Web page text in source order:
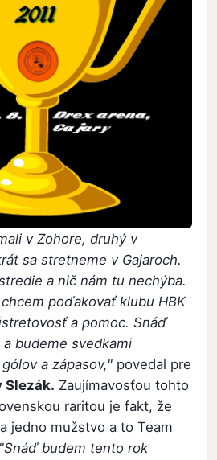
v Zohore, druhý v
sa stretneme v Gajaroch.
a nič nám tu nechýba.
poďakovať klubu HBK
a pomoc. Snáď
budeme svedkami
a zápasov," povedal pre
Slezák. Zaujímavosťou tohto
raritou je fakt, že
jedno mužstvo a to Team
"Snáď budem tento rok